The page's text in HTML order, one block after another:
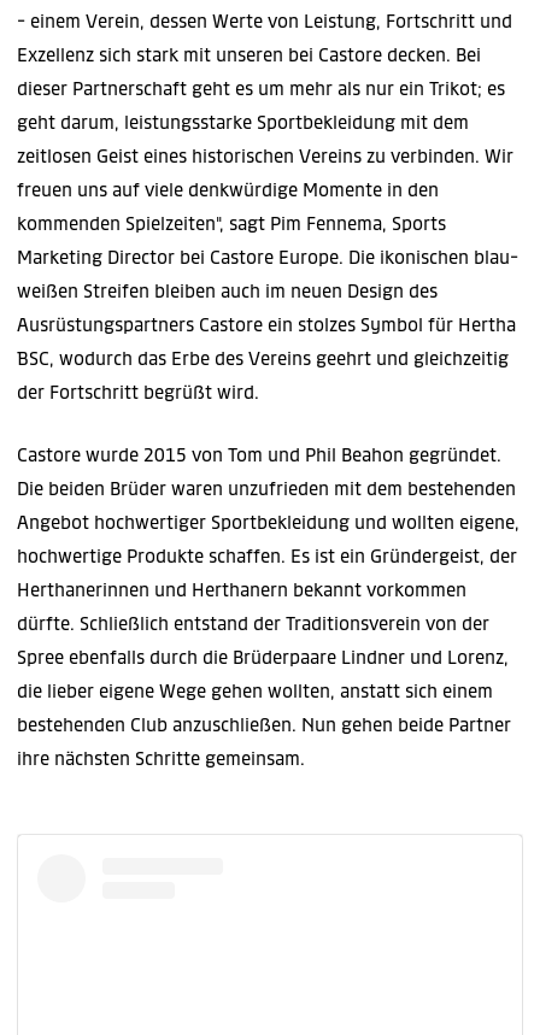
- einem Verein, dessen Werte von Leistung, Fortschritt und
Exzellenz sich stark mit unseren bei Castore decken. Bei
dieser Partnerschaft geht es um mehr als nur ein Trikot; es
geht darum, leistungsstarke Sportbekleidung mit dem
zeitlosen Geist eines historischen Vereins zu verbinden. Wir
freuen uns auf viele denkwürdige Momente in den
kommenden Spielzeiten", sagt Pim Fennema, Sports
Marketing Director bei Castore Europe. Die ikonischen blau-
weißen Streifen bleiben auch im neuen Design des
Ausrüstungspartners Castore ein stolzes Symbol für Hertha
BSC, wodurch das Erbe des Vereins geehrt und gleichzeitig
der Fortschritt begrüßt wird.
Castore wurde 2015 von Tom und Phil Beahon gegründet.
Die beiden Brüder waren unzufrieden mit dem bestehenden
Angebot hochwertiger Sportbekleidung und wollten eigene,
hochwertige Produkte schaffen. Es ist ein Gründergeist, der
Herthanerinnen und Herthanern bekannt vorkommen
dürfte. Schließlich entstand der Traditionsverein von der
Spree ebenfalls durch die Brüderpaare Lindner und Lorenz,
die lieber eigene Wege gehen wollten, anstatt sich einem
bestehenden Club anzuschließen. Nun gehen beide Partner
ihre nächsten Schritte gemeinsam.